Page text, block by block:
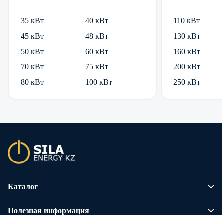
35 кВт
40 кВт
45 кВт
48 кВт
50 кВт
60 кВт
70 кВт
75 кВт
80 кВт
100 кВт
110 кВт
130 кВт
160 кВт
200 кВт
250 кВт
Каталог
Полезная информация